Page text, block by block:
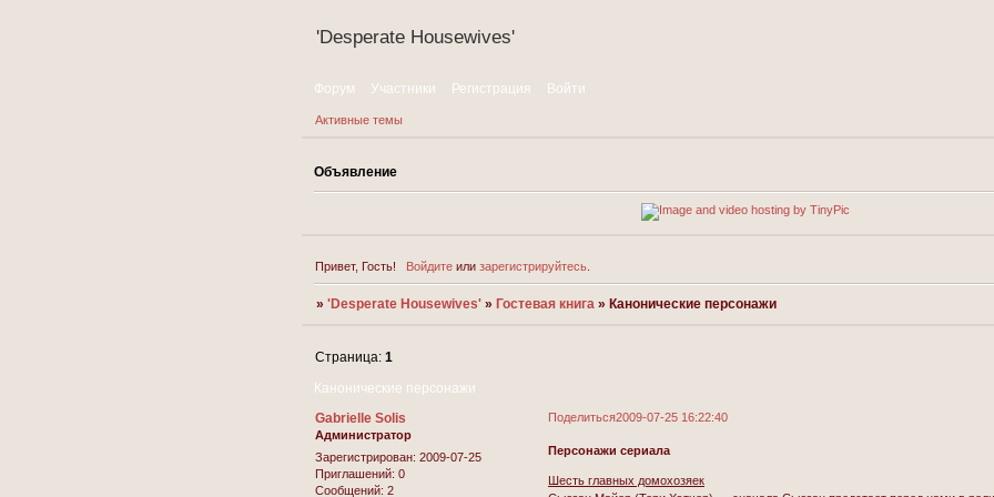
'Desperate Housewives'
Форум Участники Регистрация Войти
Активные темы
Объявление
Привет, Гость! Войдитеили зарегистрируйтесь.
»'Desperate Housewives' » Гостевая книга » Канонические персонажи
Канонические персонажи
Страница:1
Поделиться2009-07-25 16:22:40
Gabrielle Solis
Администратор
Зарегистрирован: 2009-07-25
Приглашений: 0
Сообщений: 2
Персонажи сериала
Шесть главных домохозяек